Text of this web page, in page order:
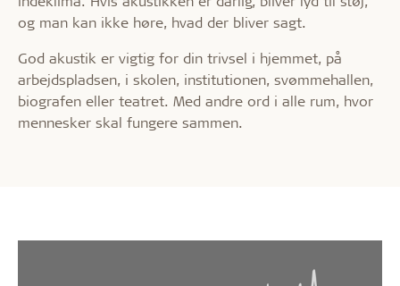
og man kan ikke høre, hvad der bliver sagt.
God akustik er vigtig for din trivsel i hjemmet, på
arbejdspladsen, i skolen, institutionen, svømmehallen,
biografen eller teatret. Med andre ord i alle rum, hvor
mennesker skal fungere sammen.